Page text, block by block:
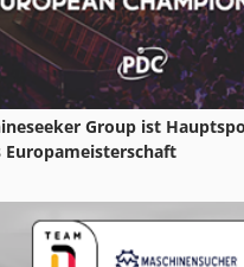
Group ist
Europameisterschaft